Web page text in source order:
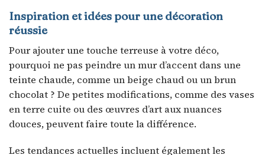
Inspiration et idées pour une décoration
réussie
Pour ajouter une touche terreuse à votre déco,
pourquoi ne pas peindre un mur d’accent dans une
teinte chaude, comme un beige chaud ou un brun
chocolat ? De petites modifications, comme des vases
en terre cuite ou des œuvres d’art aux nuances
douces, peuvent faire toute la différence.
Les tendances actuelles incluent également les